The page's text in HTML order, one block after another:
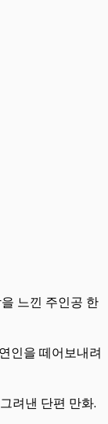
느낀 주인공 한
인을 떼어보내려
려낸 단편 만화.